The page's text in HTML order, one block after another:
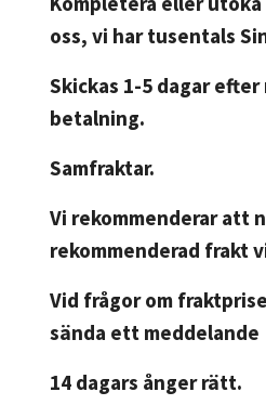
oss, vi har tusentals
Skickas 1-5 dagar
betalning.
Samfraktar.
Vi rekommenderar att
rekommenderad frakt
Vid frågor om
sända ett meddelande
14 dagars ånger rätt.